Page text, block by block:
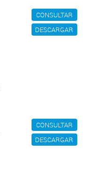
CONSULTAR
DESCARGAR
CONSULTAR
DESCARGAR